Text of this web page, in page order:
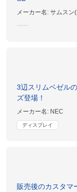
メーカー名:サムスン
3辺スリムベゼル
ズ登場！
メーカー名: NEC
ディスプレイ
販売後のカスタマ